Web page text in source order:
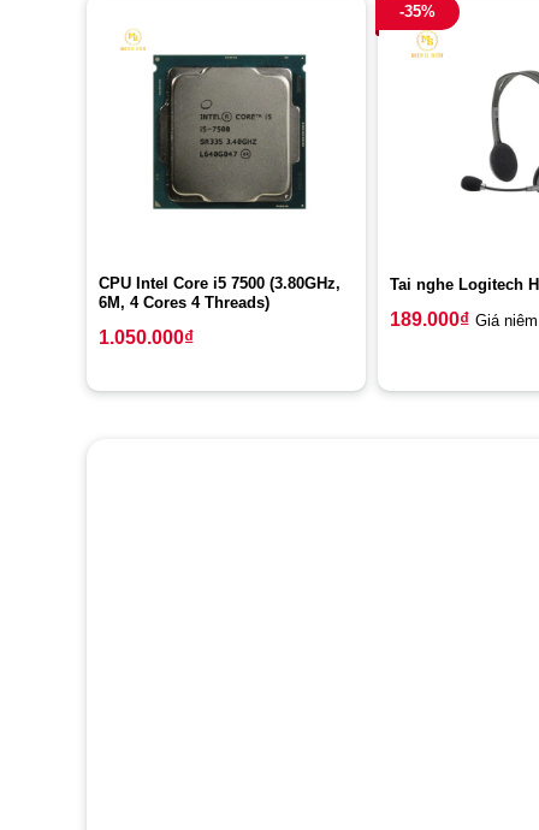
CPU Intel Core i5 7500 (3.80GHz,
6M, 4 Cores 4 Threads)
1.050.000₫
-35%
Tai nghe Logitech
189.000₫ Giá